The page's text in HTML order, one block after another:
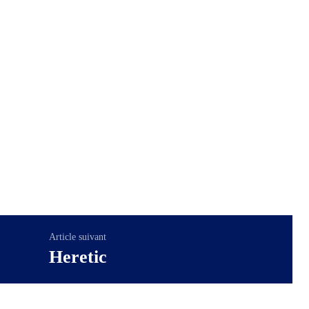
Article suivant
Heretic